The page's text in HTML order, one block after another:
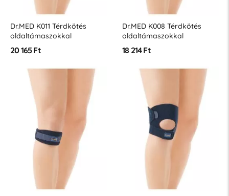
Dr.MED K011 Térdkötés
oldaltámaszokkal
20 165 Ft
Dr.MED K008 Térdkötés
oldaltámaszokkal
18 214 Ft